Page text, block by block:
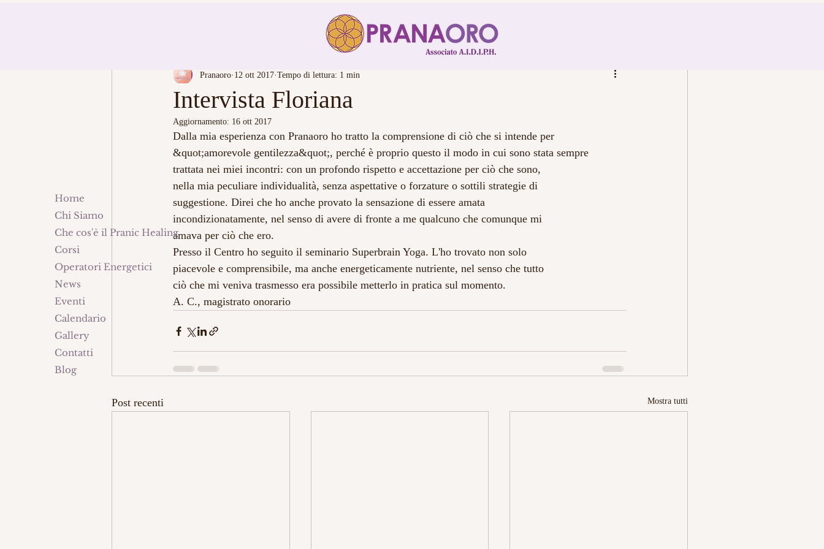
Intervista Floriana
Pranaoro 12 ott 2017 Tempo di lettura: 1 min
Aggiornamento: 16 ott 2017
Dalla mia esperienza con Pranaoro ho tratto la comprensione di ciò che si intende per
&quot;amorevole gentilezza&quot;, perché è proprio questo il modo in cui sono stata sempre
trattata nei miei incontri: con un profondo rispetto e accettazione per ciò che sono,
nella mia peculiare individualità, senza aspettative o forzature o sottili strategie di
suggestione. Direi che ho anche provato la sensazione di essere amata
incondizionatamente, nel senso di avere di fronte a me qualcuno che comunque mi
amava per ciò che ero.
Presso il Centro ho seguito il seminario Superbrain Yoga. L'ho trovato non solo
piacevole e comprensibile, ma anche energeticamente nutriente, nel senso che tutto
ciò che mi veniva trasmesso era possibile metterlo in pratica sul momento.
A. C., magistrato onorario
Post recenti Mostra tutti
Home
Chi Siamo
Che cos'è il Pranic Healing
Corsi
Operatori Energetici
News
Eventi
Calendario
Gallery
Contatti
Blog